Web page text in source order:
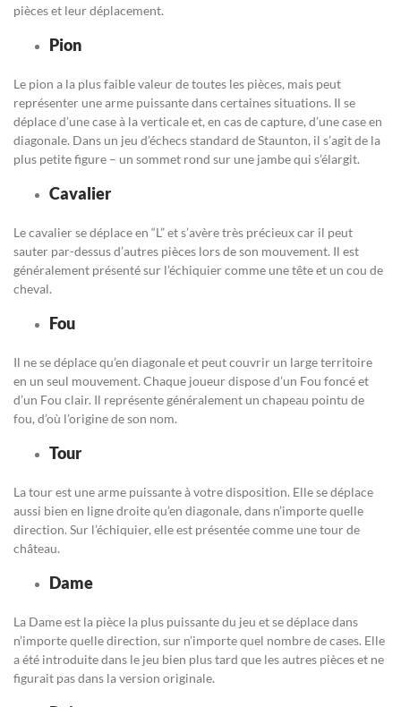
pièces et leur déplacement.
Pion
Le pion a la plus faible valeur de toutes les pièces, mais peut
représenter une arme puissante dans certaines situations. Il se
déplace d’une case à la verticale et, en cas de capture, d’une case en
diagonale. Dans un jeu d’échecs standard de Staunton, il s’agit de la
plus petite figure – un sommet rond sur une jambe qui s’élargit.
Cavalier
Le cavalier se déplace en “L” et s’avère très précieux car il peut
sauter par-dessus d’autres pièces lors de son mouvement. Il est
généralement présenté sur l’échiquier comme une tête et un cou de
cheval.
Fou
Il ne se déplace qu’en diagonale et peut couvrir un large territoire
en un seul mouvement. Chaque joueur dispose d’un Fou foncé et
d’un Fou clair. Il représente généralement un chapeau pointu de
fou, d’où l’origine de son nom.
Tour
La tour est une arme puissante à votre disposition. Elle se déplace
aussi bien en ligne droite qu’en diagonale, dans n’importe quelle
direction. Sur l’échiquier, elle est présentée comme une tour de
château.
Dame
La Dame est la pièce la plus puissante du jeu et se déplace dans
n’importe quelle direction, sur n’importe quel nombre de cases. Elle
a été introduite dans le jeu bien plus tard que les autres pièces et ne
figurait pas dans la version originale.